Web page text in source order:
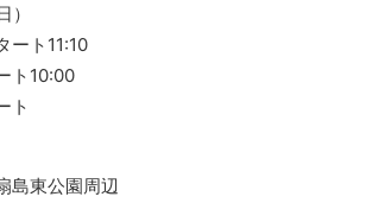
ート11:10
ト10:00
ト
島東公園周辺